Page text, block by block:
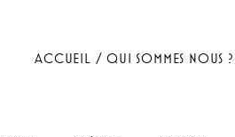
ACCUEIL / QUI SOMMES NOUS ?